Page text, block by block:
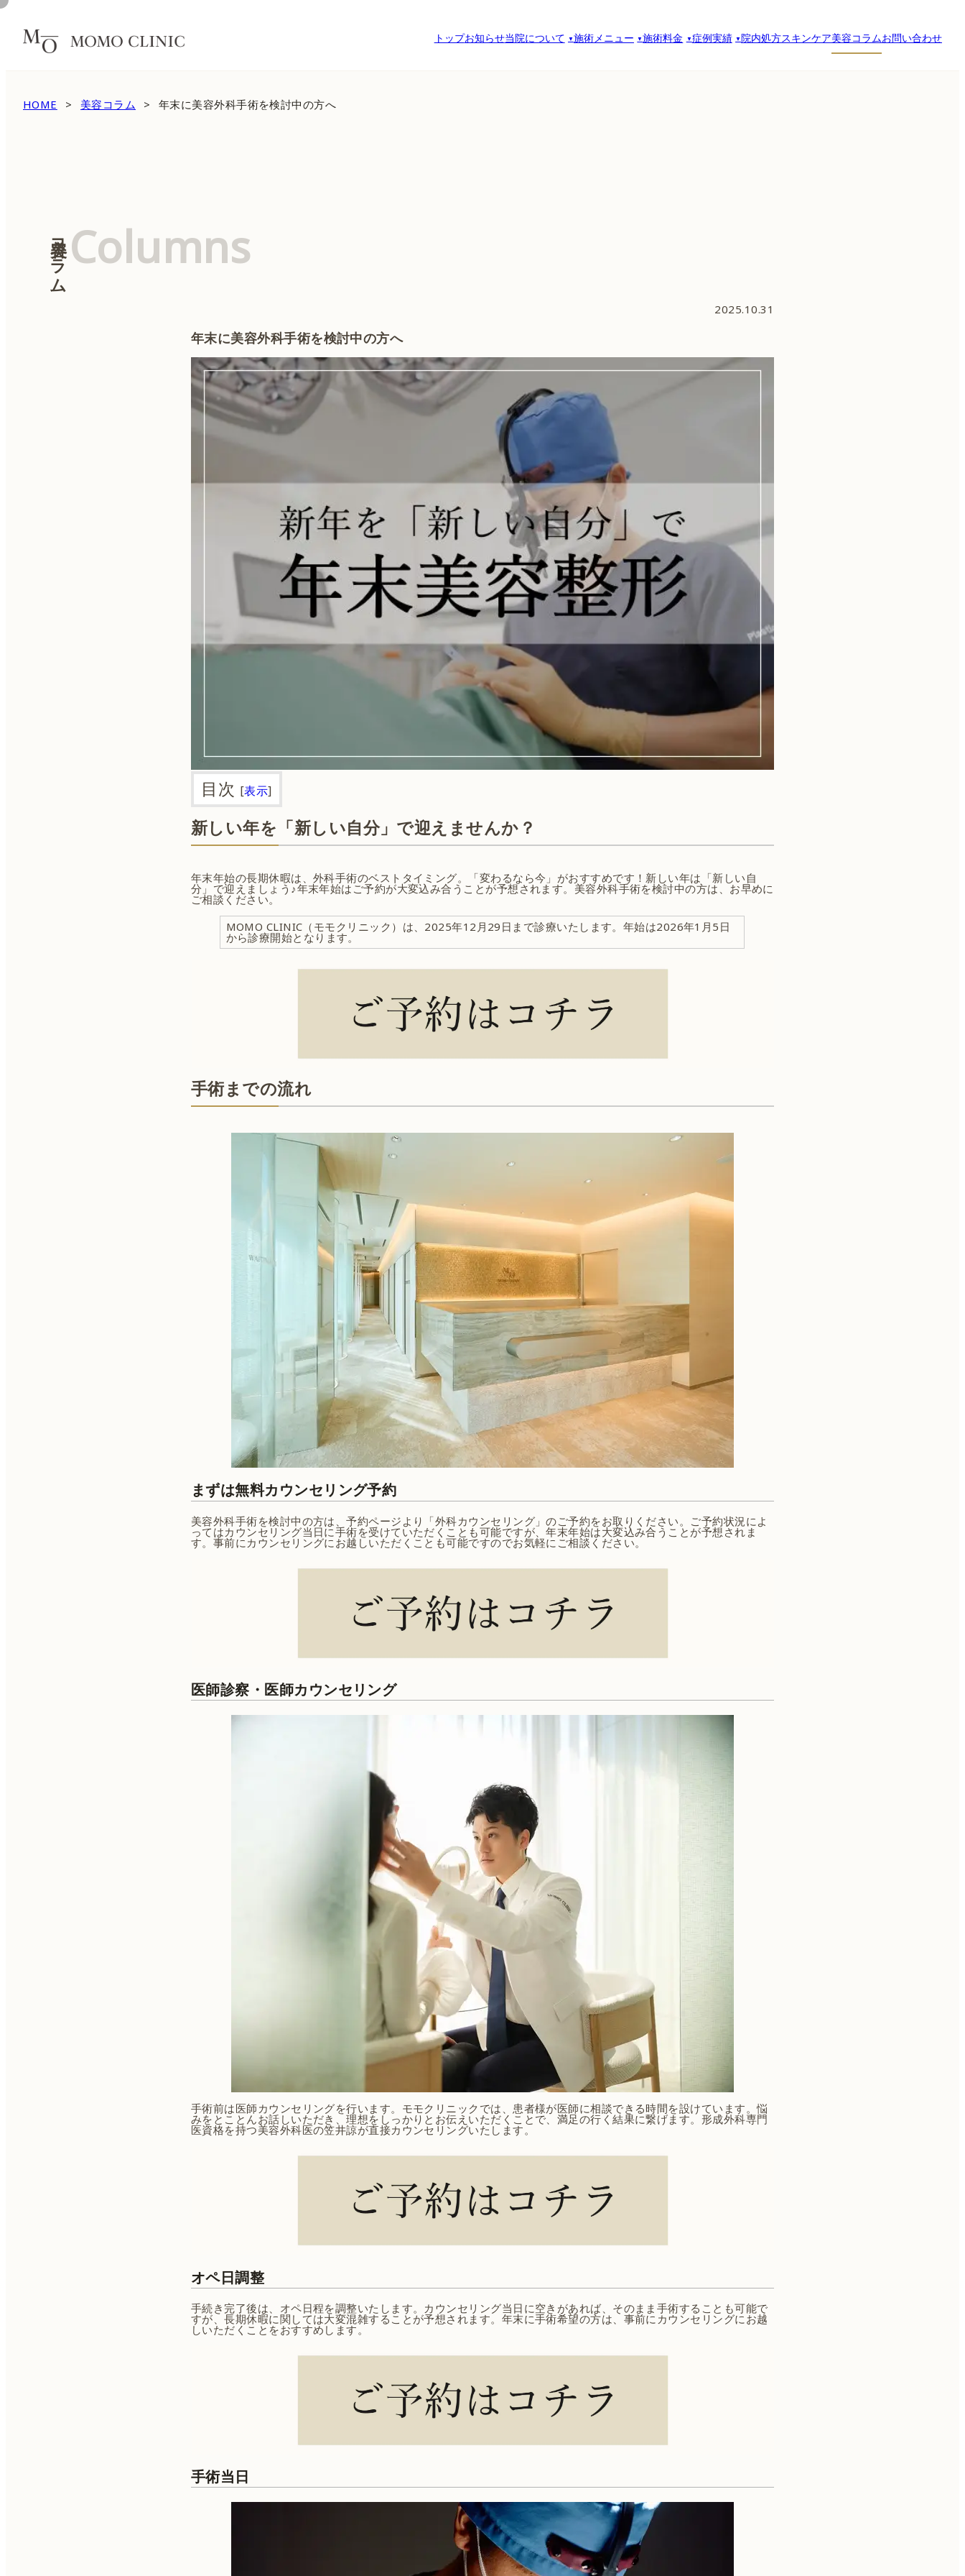
トップお知らせ当院について 施術メニュー 施術料金 症例実績 院内処方スキンケア美容コラムお問い合わせ
HOME 美容コラム 年末に美容外科手術を検討中の方へ
Columns
美容コラム
2025.10.31
年末に美容外科手術を検討中の方へ
目次 [表示]
新しい年を「新しい自分」で迎えませんか？
年末年始の長期休暇は、外科手術のベストタイミング。「変わるなら今」がおすすめです！新しい年は「新しい自
分」で迎えましょう♪年末年始はご予約が大変込み合うことが予想されます。美容外科手術を検討中の方は、お早めに
ご相談ください。
MOMO CLINIC（モモクリニック）は、2025年12月29日まで診療いたします。年始は2026年1月5日
から診療開始となります。
手術までの流れ
まずは無料カウンセリング予約
美容外科手術を検討中の方は、予約ページより「外科カウンセリング」のご予約をお取りください。ご予約状況によ
ってはカウンセリング当日に手術を受けていただくことも可能ですが、年末年始は大変込み合うことが予想されま
す。事前にカウンセリングにお越しいただくことも可能ですのでお気軽にご相談ください。
医師診察・医師カウンセリング
手術前は医師カウンセリングを行います。モモクリニックでは、患者様が医師に相談できる時間を設けています。悩
みをとことんお話しいただき、理想をしっかりとお伝えいただくことで、満足の行く結果に繋げます。形成外科専門
医資格を持つ美容外科医の笠井諒が直接カウンセリングいたします。
オペ日調整
手続き完了後は、オペ日程を調整いたします。カウンセリング当日に空きがあれば、そのまま手術することも可能で
すが、長期休暇に関しては大変混雑することが予想されます。年末に手術希望の方は、事前にカウンセリングにお越
しいただくことをおすすめします。
手術当日